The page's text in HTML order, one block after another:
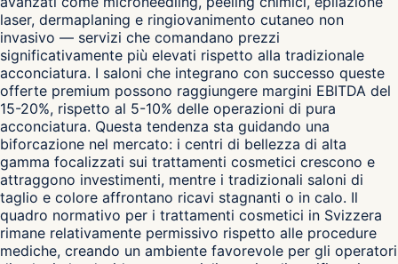
laser, dermaplaning e ringiovanimento cutaneo non
invasivo — servizi che comandano prezzi
significativamente più elevati rispetto alla tradizionale
acconciatura. I saloni che integrano con successo queste
offerte premium possono raggiungere margini EBITDA del
15-20%, rispetto al 5-10% delle operazioni di pura
acconciatura. Questa tendenza sta guidando una
biforcazione nel mercato: i centri di bellezza di alta
gamma focalizzati sui trattamenti cosmetici crescono e
attraggono investimenti, mentre i tradizionali saloni di
taglio e colore affrontano ricavi stagnanti o in calo. Il
quadro normativo per i trattamenti cosmetici in Svizzera
rimane relativamente permissivo rispetto alle procedure
mediche, creando un ambiente favorevole per gli operatori